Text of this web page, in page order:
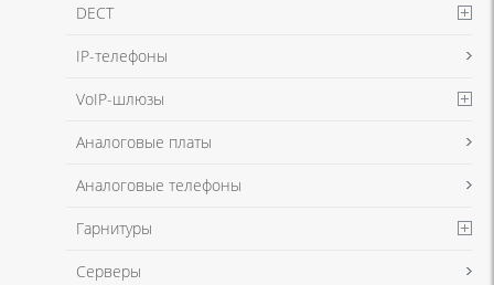
Я даю согласие на обработку моих персональных данных для
связи в соответствии с
DECT
IP-телефоны
VoIP-шлюзы
Аналоговые платы
Аналоговые телефоны
Гарнитуры
Серверы